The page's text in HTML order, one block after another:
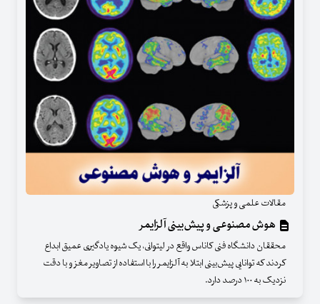
مقالات علمی و پزشکی
هوش مصنوعی و پیش‌بینی آلزایمر
محققان دانشگاه فنی کاناس واقع در لیتوانی، یک شیوه یادگیری عمیق ابداع
کردند که توانایی پیش‌بینی ابتلا به آلزایمر را با استفاده از تصاویر مغز و با دقت
نزدیک به ۱۰۰ درصد دارد.